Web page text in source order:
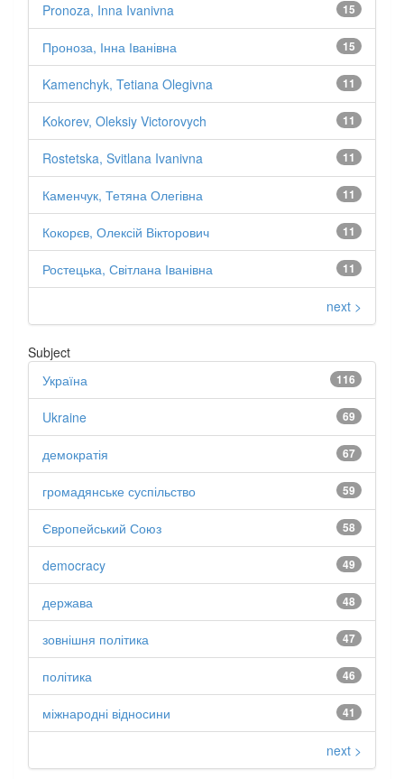
15
Pronoza, Inna Ivanivna
15
Проноза, Інна Іванівна
11
Kamenchyk, Tetiana Olegivna
11
Kokorev, Oleksiy Victorovych
11
Rostetska, Svitlana Ivanivna
11
Каменчук, Тетяна Олегівна
11
Кокорєв, Олексій Вікторович
11
Ростецька, Світлана Іванівна
next >
Subject
116
Україна
69
Ukraine
67
демократія
59
громадянське суспільство
58
Європейський Союз
49
democracy
48
держава
47
зовнішня політика
46
політика
41
міжнародні відносини
next >